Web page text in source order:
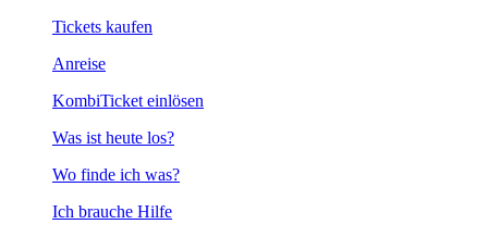
Tickets kaufen
Anreise
KombiTicket einlösen
Was ist heute los?
Wo finde ich was?
Ich brauche Hilfe